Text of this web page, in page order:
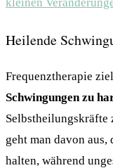
Heilende
Frequenztherapie
Schwingungen zu
Selbstheilungskräfte
geht man davon aus,
halten, während